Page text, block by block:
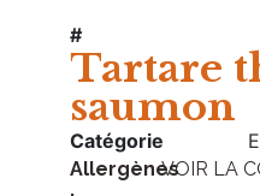
#
Tartare
saumon
Catégorie
AllergènesVOIR LA